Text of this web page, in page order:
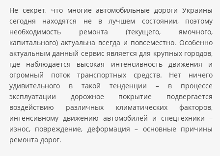
Не секрет, что многие автомобильные дороги Украины
сегодня находятся не в лучшем состоянии, поэтому
необходимость ремонта (текущего, ямочного,
капитального) актуальна всегда и повсеместно. Особенно
актуальным данный сервис является для крупных городов,
где наблюдается высокая интенсивность движения и
огромный поток транспортных средств. Нет ничего
удивительного в такой тенденции – в процессе
эксплуатации дорожное покрытие подвергается
воздействию различных климатических факторов,
интенсивному движению автомобилей и спецтехники –
износ, повреждение, деформация – основные причины
ремонта дорог.